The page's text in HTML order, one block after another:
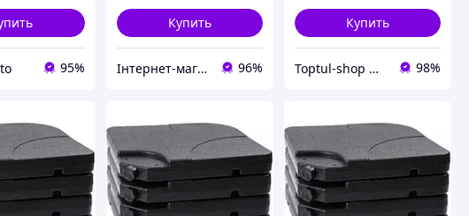
95%
Купить
Інтернет-магазин "Атлант Спорт" 96%
Купить
Toptul-shop Интернет магазин 98%